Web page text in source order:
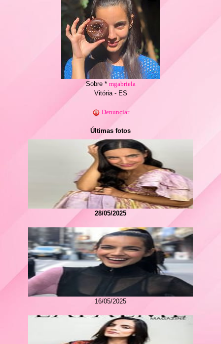
Sobre * mgabriela
Vitória - ES
Denunciar
Últimas fotos
28/05/2025
16/05/2025